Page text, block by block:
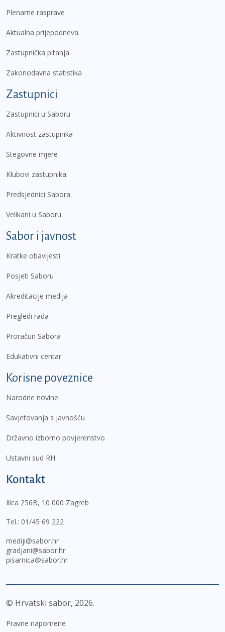
Plenarne rasprave
Aktualna prijepodneva
Zastupnička pitanja
Zakonodavna statistika
Zastupnici
Zastupnici u Saboru
Aktivnost zastupnika
Stegovne mjere
Klubovi zastupnika
Predsjednici Sabora
Velikani u Saboru
Sabor i javnost
Kratke obavijesti
Posjeti Saboru
Akreditacije medija
Pregledi rada
Proračun Sabora
Edukativni centar
Korisne poveznice
Narodne novine
Savjetovanja s javnošću
Državno izborno povjerenstvo
Ustavni sud RH
Kontakt
Ilica 256B, 10 000 Zagreb
Tel.: 01/45 69 222
mediji@sabor.hr
gradjani@sabor.hr
pisarnica@sabor.hr
© Hrvatski sabor, 2026
Pravne napomene